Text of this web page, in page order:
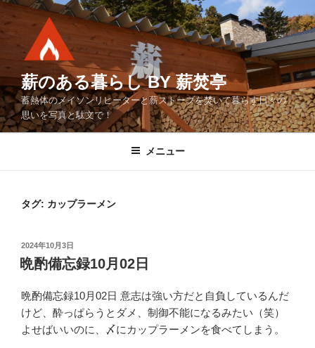
コ
ン
ツ
へ
ス
キ
薪のある暮らし BY 薪焚亭
蓄熱体のメイソンリヒーターと薪ストーブを焚いて暮らす日々の
思いを写真と駄文で！
メニュー
タグ: カップラーメン
投
稿
日:
2024年10月3日
晩酌備忘録10月02日
晩酌備忘録10月02日 意志は強い方だと自負しているんだ
けど、酔っぱらうとダメ、制御不能になるみたい（笑）
よせばいいのに、〆にカップラーメンを食べてしまう。